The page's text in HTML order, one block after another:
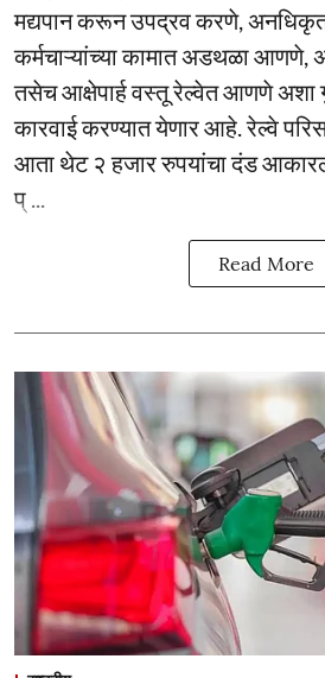
मद्यपान करून उपद्रव करणे,
कर्मचाऱ्यांच्या कामात अडथळा आणणे,
तसेच आक्षेपार्ह वस्तू रेल्वेत आणणे अशा
कारवाई करण्यात येणार आहे. रेल्वे
आता थेट २ हजार रुपयांचा दंड
प् ...
Read More